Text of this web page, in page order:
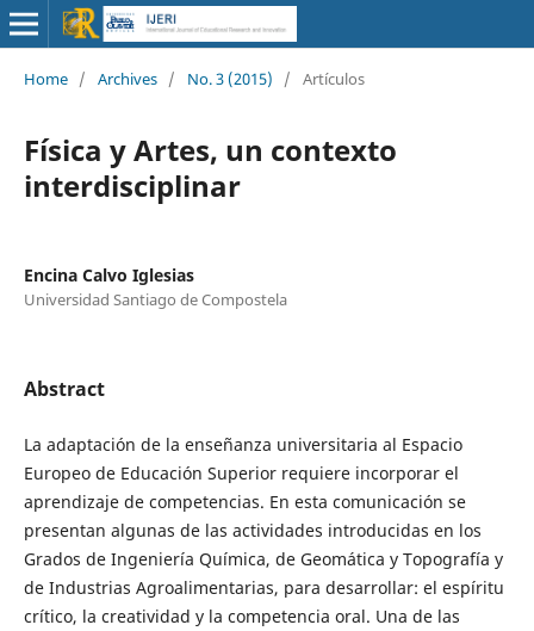
Home / Archives / No. 3 (2015) / Artículos
Física y Artes, un contexto
interdisciplinar
Encina Calvo Iglesias
Universidad Santiago de Compostela
Abstract
La adaptación de la enseñanza universitaria al Espacio
Europeo de Educación Superior requiere incorporar el
aprendizaje de competencias. En esta comunicación se
presentan algunas de las actividades introducidas en los
Grados de Ingeniería Química, de Geomática y Topografía y
de Industrias Agroalimentarias, para desarrollar: el espíritu
crítico, la creatividad y la competencia oral. Una de las